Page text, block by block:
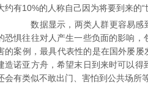
约有10%的人称自己因为将要到来的
数据显示，两类人群更容易感到
恐惧往往对人产生一些负面的影响，
的案例，最具代表性的是在国外屡屡
造诺亚方舟，希望末日到来时可以得
会有类似不敢出门、害怕到公共场所